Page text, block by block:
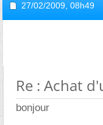
27/02/2009, 08h49
Re : Achat
bonjour